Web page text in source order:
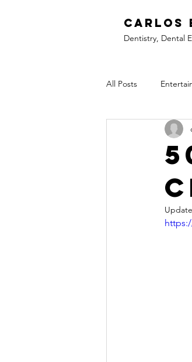
Carlos
Dentistry, Dental
All Posts